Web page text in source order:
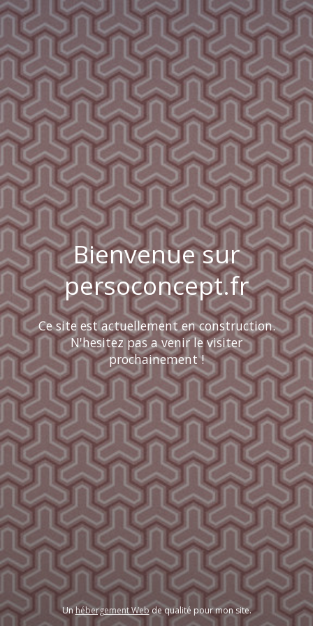
Bienvenue sur
persoconcept.fr
Ce site est actuellement en construction.
N'hesitez pas a venir le visiter
prochainement !
Unhébergement Webde qualité pour mon site.